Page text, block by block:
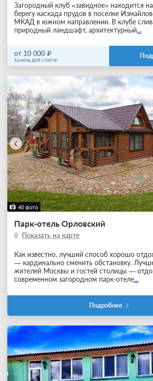
Загородный клуб «завидное» находится
берегу каскада прудов в поселке
МКАД в южном направлении. В клубе
природный ландшафт, архитектурный...
от 10 000
ЗА НОЧЬ ДЛЯ 1 ГОСТЯ
40 фото
Парк-отель Орловский
Показать на карте
Как известно, лучший способ хорошо
— кардинально сменить обстановку.
жителей Москвы и гостей столицы —
современном загородном парк-отеле...
Подробнее